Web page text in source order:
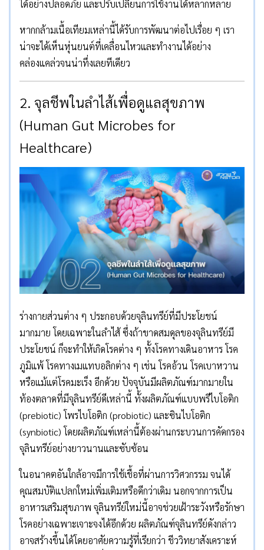
ได้อย่างปลอดภัย และปรับเปลี่ยนการใช้งานได้หลากหลาย
หากกล้ามเนื้อเทียมเหล่านี้ได้รับการพัฒนาต่อไปเรื่อย ๆ เรา
น่าจะได้เห็นหุ่นยนต์ที่เคลื่อนไหวและทำงานได้อย่าง
คล่องแคล่วจนน่าทึ่งเลยทีเดียว
2. จุลชีพในลำไส้เพื่อดูแลสุขภาพ
(Human Gut Microbes for
Healthcare)
ร่างกายส่วนต่าง ๆ ประกอบด้วยจุลินทรีย์ที่มีประโยชน์
มากมาย โดยเฉพาะในลำไส้ ซึ่งถ้าขาดสมดุลของจุลินทรีย์มี
ประโยชน์ ก็จะทำให้เกิดโรคต่าง ๆ ทั้งโรคทางเดินอาหาร โรค
ภูมิแพ้ โรคทางเมแทบอลิกต่าง ๆ เช่น โรคอ้วน โรคเบาหวาน
หรือแม้แต่โรคมะเร็ง อีกด้วย ปัจจุบันมีผลิตภัณฑ์มากมายใน
ท้องตลาดที่มีจุลินทรีย์ดีเหล่านี้ ทั้งผลิตภัณฑ์แบบพรีไบโอติก
(prebiotic) โพรไบโอติก (probiotic) และซินไบโอติก
(synbiotic) โดยผลิตภัณฑ์เหล่านี้ต้องผ่านกระบวนการคัดกรอง
จุลินทรีย์อย่างยาวนานและซับซ้อน
ในอนาคตอันใกล้อาจมีการใช้เชื้อที่ผ่านการวิศวกรรม จนได้
คุณสมบัติแปลกใหม่เพิ่มเติมหรือดีกว่าเดิม นอกจากการเป็น
อาหารเสริมสุขภาพ จุลินทรีย์ใหม่นี้อาจช่วยเฝ้าระวังหรือรักษา
โรคอย่างเฉพาะเจาะจงได้อีกด้วย ผลิตภัณฑ์จุลินทรีย์ดังกล่าว
อาจสร้างขึ้นได้โดยอาศัยความรู้ที่เรียกว่า ชีววิทยาสังเคราะห์